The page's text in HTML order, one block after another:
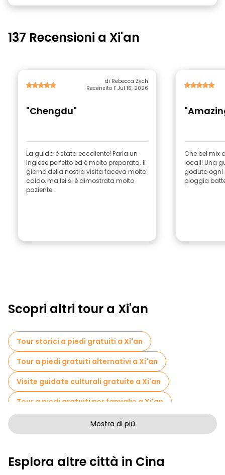
137 Recensioni a Xi'an
di Rebecca Zych
Recensito l’ Jul 16, 2026
"Chengdu"
La guida è stata eccellente! Parla un
inglese perfetto ed è molto preparata. Il
giorno della nostra visita faceva molto
caldo, ma lei si è dimostrata molto
paziente.
Che bel mix
locali! Una
goduto ogni
pioggia
Scopri altri tour a Xi'an
Tour storici a piedi gratuiti a Xi'an
Tour a piedi gratuiti alternativi a Xi'an
Visite guidate culturali gratuite a Xi'an
Tour a piedi gratuiti per famiglie a Xi'an
Pub Crawl tour a Xi'an
Attività sportive a Xi'an
Visite al mercato in Xi'an
Mostra di più
Esplora altre città in Cina